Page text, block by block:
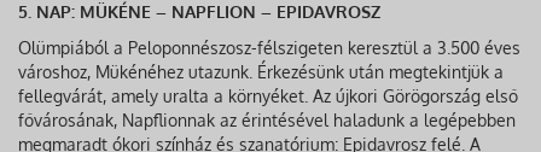
5. NAP: MÜKÉNE – NAPFLION – EPIDAVROSZ
Olümpiából a Peloponnészosz-félszigeten keresztül a 3.500 éves
városhoz, Mükénéhez utazunk. Érkezésünk után megtekintjük a
fellegvárát, amely uralta a környéket. Az újkori Görögország első
fővárosának, Napflionnak az érintésével haladunk a legépebben
megmaradt ókori színház és szanatórium: Epidavrosz felé. A